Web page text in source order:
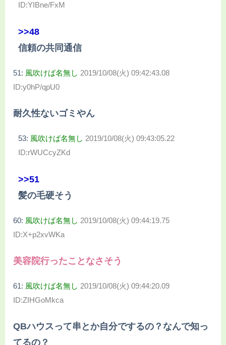
ID:YIBne/FxM
>>48
信頼の共同通信
51: 風吹けば名無し 2019/10/08(火) 09:42:43.08
ID:y0hP/qpU0
耐久性ないゴミやん
53: 風吹けば名無し 2019/10/08(火) 09:43:05.22
ID:rWUCcyZKd
>>51
髪の毛硬そう
60: 風吹けば名無し 2019/10/08(火) 09:44:19.75
ID:X+p2xvWKa
美容院行ったことなさそう
61: 風吹けば名無し 2019/10/08(火) 09:44:20.09
ID:ZIHGoMkca
QBハウスって串とか自分でするの？なんで知っ
てるの？